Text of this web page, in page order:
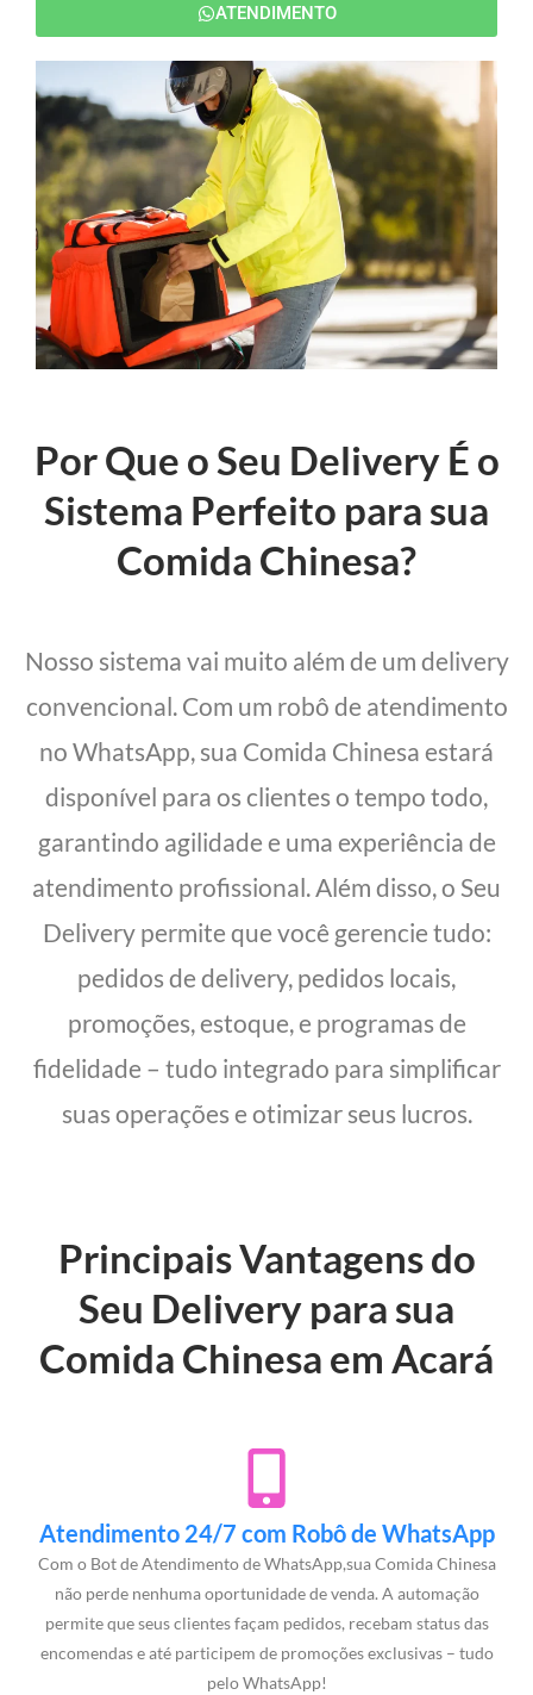
ATENDIMENTO
Por Que o Seu Delivery É o
Sistema Perfeito para sua
Comida Chinesa?
Nosso sistema vai muito além de um delivery
convencional. Com um robô de atendimento
no WhatsApp, sua Comida Chinesa estará
disponível para os clientes o tempo todo,
garantindo agilidade e uma experiência de
atendimento profissional. Além disso, o Seu
Delivery permite que você gerencie tudo:
pedidos de delivery, pedidos locais,
promoções, estoque, e programas de
fidelidade – tudo integrado para simplificar
suas operações e otimizar seus lucros.
Principais Vantagens do
Seu Delivery para sua
Comida Chinesa em Acará
Atendimento 24/7 com Robô de WhatsApp
Com o Bot de Atendimento de WhatsApp,sua Comida Chinesa
não perde nenhuma oportunidade de venda. A automação
permite que seus clientes façam pedidos, recebam status das
encomendas e até participem de promoções exclusivas – tudo
pelo WhatsApp!